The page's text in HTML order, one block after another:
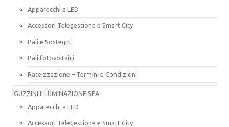
Apparecchi a LED
Accessori Telegestione e Smart City
Pali e Sostegni
Pali fotovoltaici
Rateizzazione – Termini e Condizioni
IGUZZINI ILLUMINAZIONE SPA
Apparecchi a LED
Accessori Telegestione e Smart City